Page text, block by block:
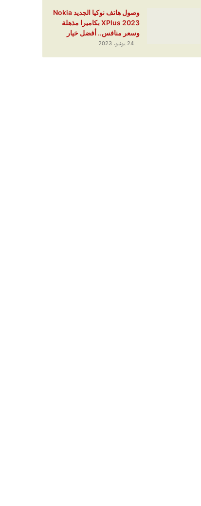
وصول هاتف نوكيا الجديد Nokia
XPlus 2023 بكاميرا مذهلة
وسعر منافس.. أفضل خيار
24 يونيو، 2023